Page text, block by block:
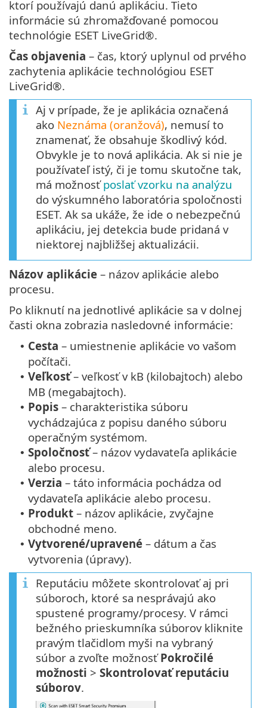
ktorí používajú danú aplikáciu. Tieto
informácie sú zhromažďované pomocou
technológie ESET LiveGrid®.
Čas objavenia – čas, ktorý uplynul od prvého
zachytenia aplikácie technológiou ESET
LiveGrid®.
Aj v prípade, že je aplikácia označená
ako Neznáma (oranžová), nemusí to
znamenať, že obsahuje škodlivý kód.
Obvykle je to nová aplikácia. Ak si nie je
používateľ istý, či je tomu skutočne tak,
má možnosťposlať vzorku na analýzu
do výskumného laboratória spoločnosti
ESET. Ak sa ukáže, že ide o nebezpečnú
aplikáciu, jej detekcia bude pridaná v
niektorej najbližšej aktualizácii.
Názov aplikácie – názov aplikácie alebo
procesu.
Po kliknutí na jednotlivé aplikácie sa v dolnej
časti okna zobrazia nasledovné informácie:
• Cesta – umiestnenie aplikácie vo vašom
počítači.
• Veľkosť– veľkosť v kB (kilobajtoch) alebo
MB (megabajtoch).
• Popis – charakteristika súboru
vychádzajúca z popisu daného súboru
operačným systémom.
• Spoločnosť– názov vydavateľa aplikácie
alebo procesu.
• Verzia – táto informácia pochádza od
vydavateľa aplikácie alebo procesu.
• Produkt – názov aplikácie, zvyčajne
obchodné meno.
• Vytvorené/upravené – dátum a čas
vytvorenia (úpravy).
Reputáciu môžete skontrolovať aj pri
súboroch, ktoré sa nesprávajú ako
spustené programy/procesy. V rámci
bežného prieskumníka súborov kliknite
pravým tlačidlom myši na vybraný
súbor a zvoľte možnosťPokročilé
možnosti > Skontrolovať reputáciu
súborov.